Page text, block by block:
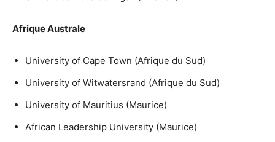
Afrique Australe
University of Cape Town (Afrique du Sud)
University of Witwatersrand (Afrique du Sud)
University of Mauritius (Maurice)
African Leadership University (Maurice)